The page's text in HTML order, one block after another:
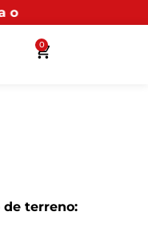
de nuestros
0
de terreno: